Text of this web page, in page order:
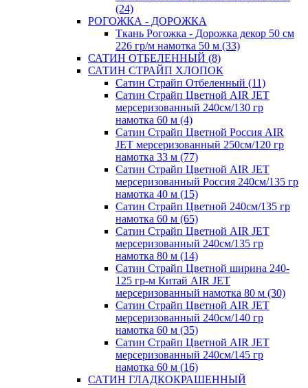
(24)
РОГОЖКА - ДОРОЖКА
Ткань Рогожка - Дорожка декор 50 см
226 гр/м намотка 50 м (33)
САТИН ОТБЕЛЕННЫЙ (8)
САТИН СТРАЙП ХЛОПОК
Сатин Страйп Отбеленный (11)
Сатин Страйп Цветной AIR JET
мерсеризованный 240см/130 гр
намотка 60 м (4)
Сатин Страйп Цветной Россия AIR
JET мерсеризованный 250см/120 гр
намотка 33 м (77)
Сатин Страйп Цветной AIR JET
мерсеризованный Россия 240см/135 гр
намотка 40 м (15)
Сатин Страйп Цветной 240см/135 гр
намотка 60 м (65)
Сатин Страйп Цветной AIR JET
мерсеризованный 240см/135 гр
намотка 80 м (14)
Сатин Страйп Цветной ширина 240-
125 гр-м Китай AIR JET
мерсеризованный намотка 80 м (30)
Сатин Страйп Цветной AIR JET
мерсеризованный 240см/140 гр
намотка 60 м (35)
Сатин Страйп Цветной AIR JET
мерсеризованный 240см/145 гр
намотка 60 м (16)
САТИН ГЛАДКОКРАШЕННЫЙ